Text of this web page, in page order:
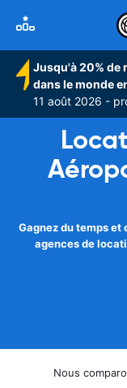
Jusqu'à 20% de
dans le monde
11 août 2026 -
Gagnez du temps et
agences de
Nous